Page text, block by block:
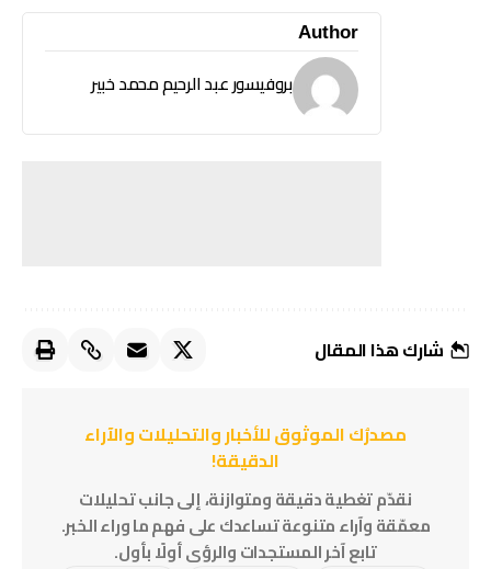
Author
بروفيسور عبد الرحيم محمد خبير
شارك هذا المقال
مصدرُك الموثوق للأخبار والتحليلات والآراء
الدقيقة!
نقدّم تغطية دقيقة ومتوازنة، إلى جانب تحليلات
معمّقة وآراء متنوعة تساعدك على فهم ما وراء الخبر.
تابع آخر المستجدات والرؤى أولًا بأول.